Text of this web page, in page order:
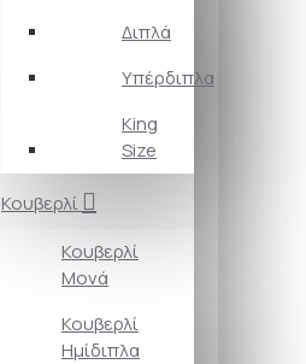
Διπλά
Υπέρδιπλα
King
Size
Κουβερλί
Κουβερλί
Μονά
Κουβερλί
Ημίδιπλα